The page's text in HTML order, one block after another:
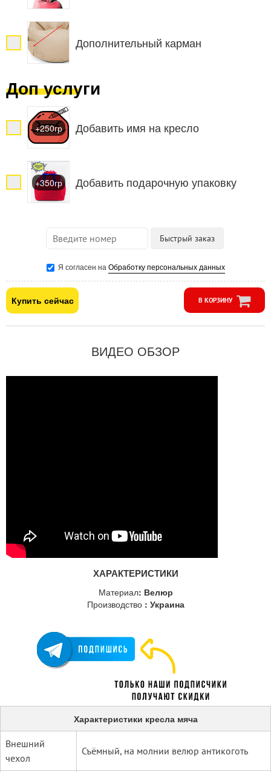
Дополнительный карман
Доп услуги
+250гр Добавить имя на кресло
+350гр Добавить подарочную упаковку
Я согласен на Обработку персональных данных
Купить сейчас В КОРЗИНУ
ВИДЕО ОБЗОР
ХАРАКТЕРИСТИКИ
Материал: Велюр
Производство : Украина
Характеристики кресла мяча
Внешний
чехол
Съёмный, на молнии велюр антикоготь